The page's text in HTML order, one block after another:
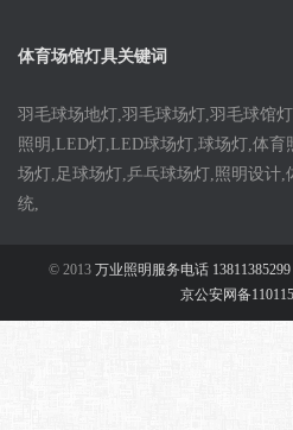
体育场馆灯具关键词
羽毛球场地灯,羽毛球场灯,羽毛球馆
照明,LED灯,LED球场灯,球场灯,体
场灯,足球场灯,乒乓球场灯,照明设计,
统,
© 2013 万业照明服务电话 13811385299
京公安网备